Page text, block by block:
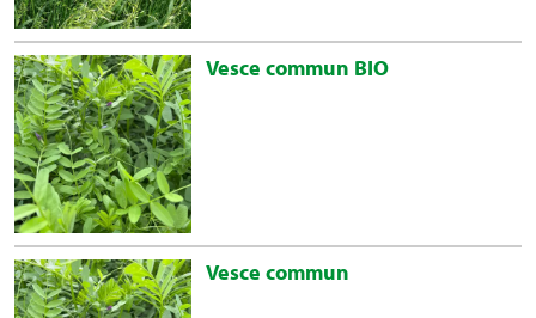
Vesce commun BIO
Vesce commun